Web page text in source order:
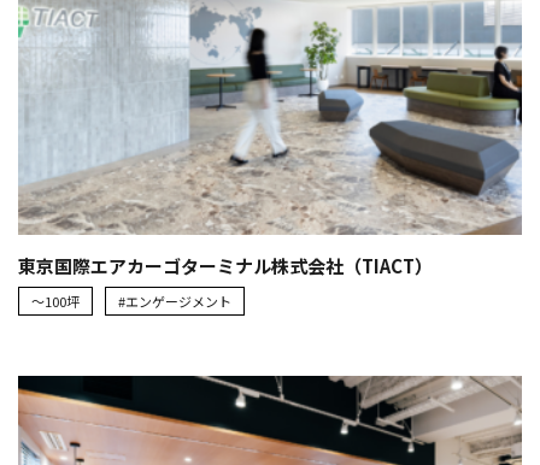
東京国際エアカーゴターミナル株式会社（TIACT）
～100坪 #エンゲージメント